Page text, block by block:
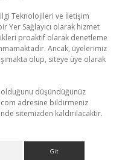
Teknolojileri ve İletişim
Yer Sağlayıcı olarak hizmet
proaktif olarak denetleme
Ancak, üyelerimiz
olup, siteye üye olarak
olduğunu düşündüğünüz
adresine bildirmeniz
sitemizden kaldırılacaktır.